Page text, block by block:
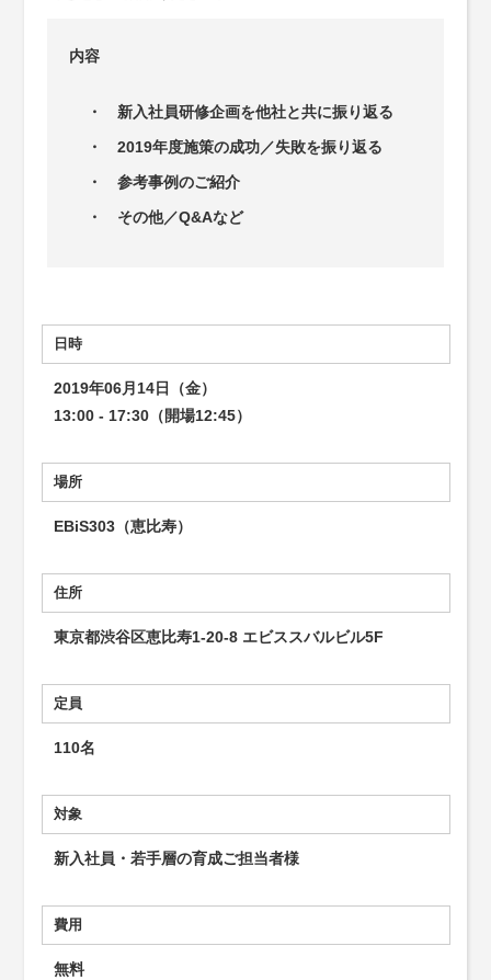
内容
・ 新入社員研修企画を他社と共に振り返る
・ 2019年度施策の成功／失敗を振り返る
・ 参考事例のご紹介
・ その他／Q&Aなど
日時
2019年06月14日（金）
13:00 - 17:30（開場12:45）
場所
EBiS303（恵比寿）
住所
東京都渋谷区恵比寿1-20-8 エビススバルビル5F
定員
110名
対象
新入社員・若手層の育成ご担当者様
費用
無料